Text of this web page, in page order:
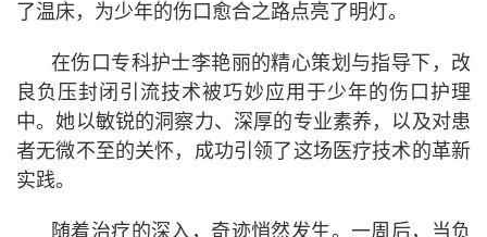
了温床，为少年的伤口愈合之路点亮了明灯。
在伤口专科护士李艳丽的精心策划与指导下，改
良负压封闭引流技术被巧妙应用于少年的伤口护理
中。她以敏锐的洞察力、深厚的专业素养，以及对患
者无微不至的关怀，成功引领了这场医疗技术的革新
实践。
随着治疗的深入，奇迹悄然发生。一周后，当负